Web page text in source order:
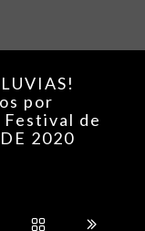
por
de
2020